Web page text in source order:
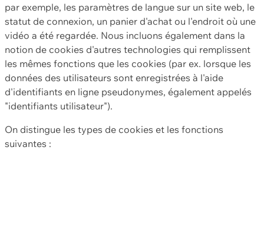
par exemple, les paramètres de langue sur un site web, le
statut de connexion, un panier d'achat ou l'endroit où une
vidéo a été regardée. Nous incluons également dans la
notion de cookies d'autres technologies qui remplissent
les mêmes fonctions que les cookies (par ex. lorsque les
données des utilisateurs sont enregistrées à l'aide
d'identifiants en ligne pseudonymes, également appelés
"identifiants utilisateur").
On distingue les types de cookies et les fonctions
suivantes :